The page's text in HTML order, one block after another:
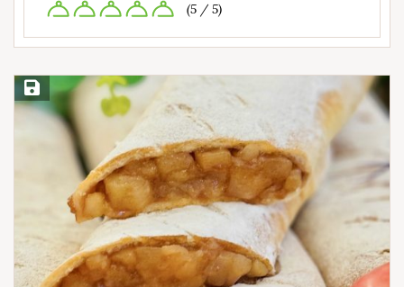
(5 / 5)
Save Recipe